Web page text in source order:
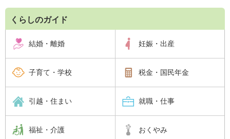
くらしのガイド
結婚・離婚 妊娠・出産
子育て・学校 税金・国民年金
引越・住まい 就職・仕事
福祉・介護 おくやみ